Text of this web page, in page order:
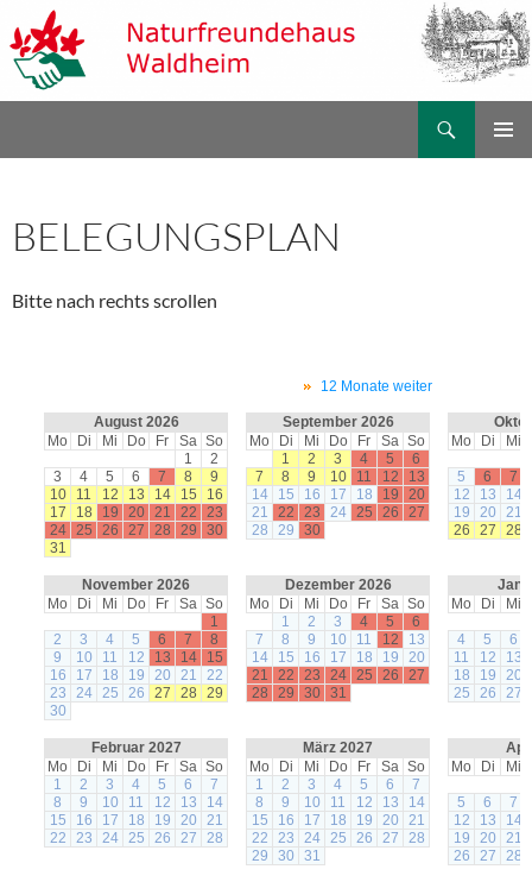
Inhalt
springen
BELEGUNGSPLAN
Bitte nach rechts scrollen